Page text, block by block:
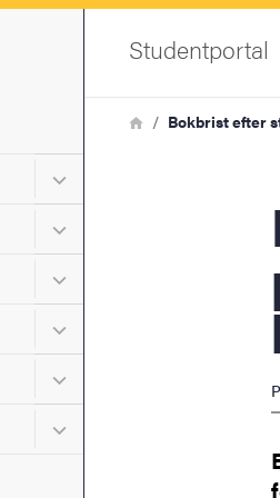
Undermeny för Ny student
Undermeny för Dina
Undermeny för Studentliv
Undermeny för Service
Undermeny för Digitala
Undermeny för
Studentportal
LänkstigHemBokbrist efter